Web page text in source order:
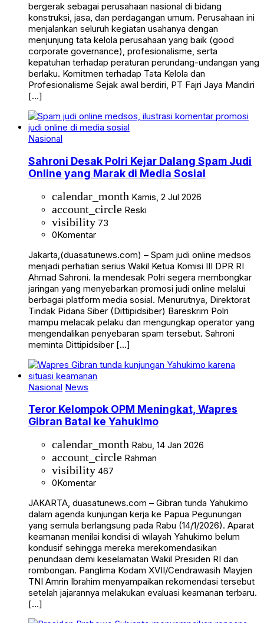
bergerak sebagai perusahaan nasional di bidang
konstruksi, jasa, dan perdagangan umum. Perusahaan ini
menjalankan seluruh kegiatan usahanya dengan
menjunjung tata kelola perusahaan yang baik (good
corporate governance), profesionalisme, serta
kepatuhan terhadap peraturan perundang-undangan yang
berlaku. Komitmen terhadap Tata Kelola dan
Profesionalisme Sejak awal berdiri, PT Fajri Jaya Mandiri
[…]
Nasional
Sahroni Desak Polri Kejar Dalang Spam Judi
Online yang Marak di Media Sosial
calendar_month Kamis, 2 Jul 2026
account_circle Reski
visibility 73
0Komentar
Jakarta,(duasatunews.com) – Spam judi online medsos
menjadi perhatian serius Wakil Ketua Komisi III DPR RI
Ahmad Sahroni. Ia mendesak Polri segera membongkar
jaringan yang menyebarkan promosi judi online melalui
berbagai platform media sosial. Menurutnya, Direktorat
Tindak Pidana Siber (Dittipidsiber) Bareskrim Polri
mampu melacak pelaku dan mengungkap operator yang
mengendalikan penyebaran spam tersebut. Sahroni
meminta Dittipidsiber […]
Nasional News
Teror Kelompok OPM Meningkat, Wapres
Gibran Batal ke Yahukimo
calendar_month Rabu, 14 Jan 2026
account_circle Rahman
visibility 467
0Komentar
JAKARTA, duasatunews.com – Gibran tunda Yahukimo
dalam agenda kunjungan kerja ke Papua Pegunungan
yang semula berlangsung pada Rabu (14/1/2026). Aparat
keamanan menilai kondisi di wilayah Yahukimo belum
kondusif sehingga mereka merekomendasikan
penundaan demi keselamatan Wakil Presiden RI dan
rombongan. Panglima Kodam XVII/Cendrawasih Mayjen
TNI Amrin Ibrahim menyampaikan rekomendasi tersebut
setelah jajarannya melakukan evaluasi keamanan terbaru.
[…]